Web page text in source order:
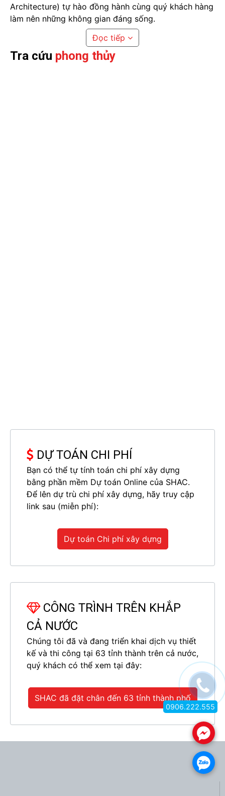
Architecture) tự hào đồng hành cùng quý khách hàng
làm nên những không gian đáng sống.
Đọc tiếp
Tra cứu phong thủy
DỰ TOÁN CHI PHÍ
Bạn có thể tự tính toán chi phí xây dựng
bằng phần mềm Dự toán Online của SHAC.
Để lên dự trù chi phí xây dựng, hãy truy cập
link sau (miễn phí):
Dự toán Chi phí xây dựng
CÔNG TRÌNH TRÊN KHẮP
CẢ NƯỚC
Chúng tôi đã và đang triển khai dịch vụ thiết
kế và thi công tại 63 tỉnh thành trên cả nước,
quý khách có thể xem tại đây:
SHAC đã đặt chân đến 63 tỉnh thành phố
.
.
0906.222.555